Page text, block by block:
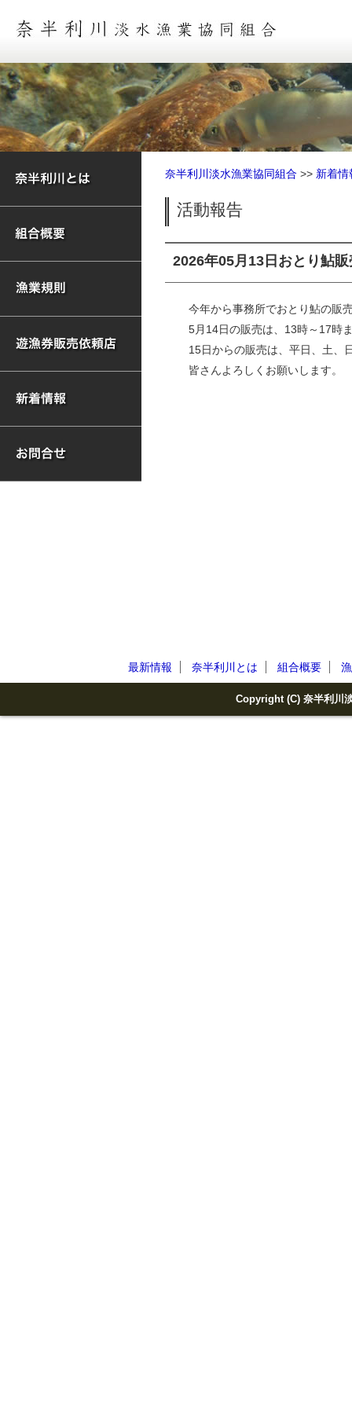
奈半利川淡水漁業協同組合 >> 新着情
活動報告
2026年05月13日 おとり鮎販
今年から事務所でおとり鮎の販
5月14日の販売は、13時～17時
15日からの販売は、平日、土、
皆さんよろしくお願いします。
最新情報 奈半利川とは 組合概要
Copyright (C) 奈半利川